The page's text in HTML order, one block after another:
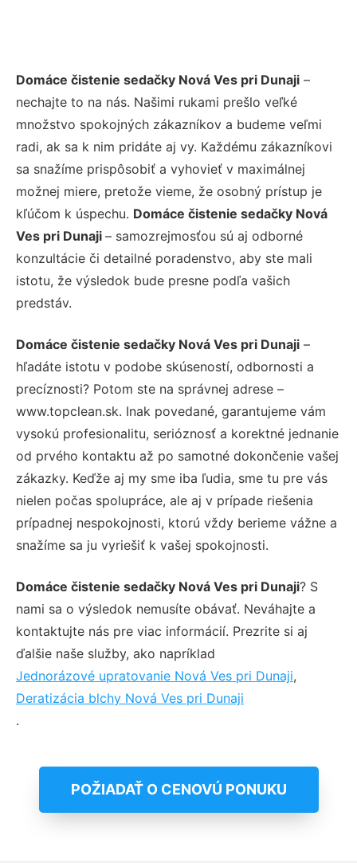
Domáce čistenie sedačky Nová Ves pri Dunaji –
nechajte to na nás. Našimi rukami prešlo veľké
množstvo spokojných zákazníkov a budeme veľmi
radi, ak sa k nim pridáte aj vy. Každému zákazníkovi
sa snažíme prispôsobiť a vyhovieť v maximálnej
možnej miere, pretože vieme, že osobný prístup je
kľúčom k úspechu. Domáce čistenie sedačky Nová
Ves pri Dunaji – samozrejmosťou sú aj odborné
konzultácie či detailné poradenstvo, aby ste mali
istotu, že výsledok bude presne podľa vašich
predstáv.
Domáce čistenie sedačky Nová Ves pri Dunaji –
hľadáte istotu v podobe skúseností, odbornosti a
precíznosti? Potom ste na správnej adrese –
www.topclean.sk. Inak povedané, garantujeme vám
vysokú profesionalitu, serióznosť a korektné jednanie
od prvého kontaktu až po samotné dokončenie vašej
zákazky. Keďže aj my sme iba ľudia, sme tu pre vás
nielen počas spolupráce, ale aj v prípade riešenia
prípadnej nespokojnosti, ktorú vždy berieme vážne a
snažíme sa ju vyriešiť k vašej spokojnosti.
Domáce čistenie sedačky Nová Ves pri Dunaji? S
nami sa o výsledok nemusíte obávať. Neváhajte a
kontaktujte nás pre viac informácií. Prezrite si aj
ďalšie naše služby, ako napríklad
Jednorázové upratovanie Nová Ves pri Dunaji,
Deratizácia blchy Nová Ves pri Dunaji
.
POŽIADAŤ O CENOVÚ PONUKU